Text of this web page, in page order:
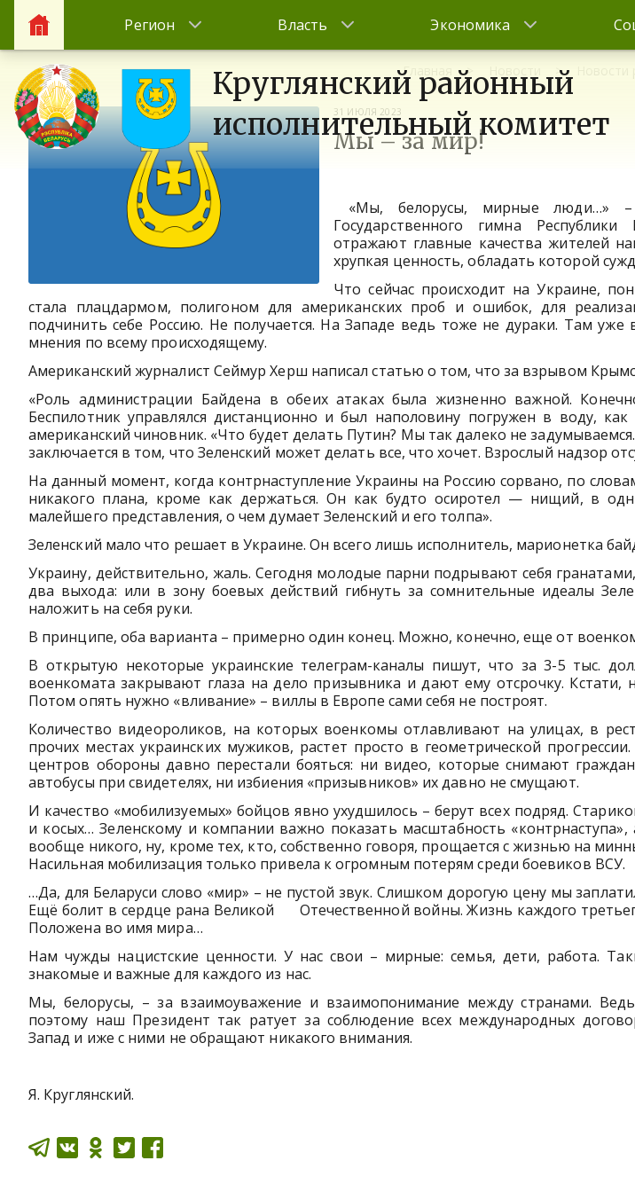
Регион Власть Экономика
Круглянский районный
исполнительный комитет
Главная
31 ИЮЛЯ 2023
Мы – за мир!
«Мы, белорусы, мирные люди…»
Государственного гимна
отражают главные качества жителей
хрупкая ценность, обладать которой
Что сейчас происходит на Украине,
стала плацдармом, полигоном для американских проб и ошибок, для
подчинить себе Россию. Не получается. На Западе ведь тоже не дураки. Там
мнения по всему происходящему.
Американский журналист Сеймур Херш написал статью о том, что за взрывом
«Роль администрации Байдена в обеих атаках была жизненно важной.
Беспилотник управлялся дистанционно и был наполовину погружен в воду,
американский чиновник. «Что будет делать Путин? Мы так далеко не
заключается в том, что Зеленский может делать все, что хочет. Взрослый надзор
На данный момент, когда контрнаступление Украины на Россию сорвано, по
никакого плана, кроме как держаться. Он как будто осиротел — нищий, в
малейшего представления, о чем думает Зеленский и его толпа».
Зеленский мало что решает в Украине. Он всего лишь исполнитель, марионетка
Украину, действительно, жаль. Сегодня молодые парни подрывают себя
два выхода: или в зону боевых действий гибнуть за сомнительные идеалы
наложить на себя руки.
В принципе, оба варианта – примерно один конец. Можно, конечно, еще от
В открытую некоторые украинские телеграм-каналы пишут, что за 3-5 тыс.
военкомата закрывают глаза на дело призывника и дают ему отсрочку. Кстати,
Потом опять нужно «вливание» – виллы в Европе сами себя не построят.
Количество видеороликов, на которых военкомы отлавливают на улицах, в
прочих местах украинских мужиков, растет просто в геометрической
центров обороны давно перестали бояться: ни видео, которые снимают
автобусы при свидетелях, ни избиения «призывников» их давно не смущают.
И качество «мобилизуемых» бойцов явно ухудшилось – берут всех подряд.
и косых… Зеленскому и компании важно показать масштабность
вообще никого, ну, кроме тех, кто, собственно говоря, прощается с жизнью на
Насильная мобилизация только привела к огромным потерям среди боевиков ВСУ.
…Да, для Беларуси слово «мир» – не пустой звук. Слишком дорогую цену мы
Ещё болит в сердце рана Великой Отечественной войны. Жизнь каждого
Положена во имя мира…
Нам чужды нацистские ценности. У нас свои – мирные: семья, дети, работа.
знакомые и важные для каждого из нас.
Мы, белорусы, – за взаимоуважение и взаимопонимание между странами.
поэтому наш Президент так ратует за соблюдение всех международных
Запад и иже с ними не обращают никакого внимания.
Я. Круглянский.